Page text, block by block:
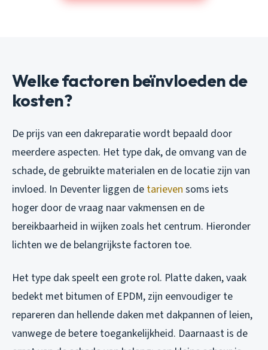
Welke factoren beïnvloeden de
kosten?
De prijs van een dakreparatie wordt bepaald door
meerdere aspecten. Het type dak, de omvang van de
schade, de gebruikte materialen en de locatie zijn van
invloed. In Deventer liggen de tarieven soms iets
hoger door de vraag naar vakmensen en de
bereikbaarheid in wijken zoals het centrum. Hieronder
lichten we de belangrijkste factoren toe.
Het type dak speelt een grote rol. Platte daken, vaak
bedekt met bitumen of EPDM, zijn eenvoudiger te
repareren dan hellende daken met dakpannen of leien,
vanwege de betere toegankelijkheid. Daarnaast is de